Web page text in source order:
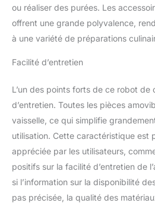
LAMES
cycles
glace.
lave-
Robot
(prise
bol
gobelet
ou réaliser des purées. Les
offrent une grande polyvalence,
à une variété de préparations
Facilité d’entretien
L’un des points forts de ce robot de
d’entretien. Toutes les pièces
vaisselle, ce qui simplifie
utilisation. Cette caractéristique est
appréciée par les utilisateurs,
positifs sur la facilité d’entretien de
si l’information sur la disponibilité
pas précisée, la qualité des